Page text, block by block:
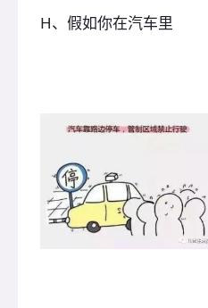
H、假如你在汽车里